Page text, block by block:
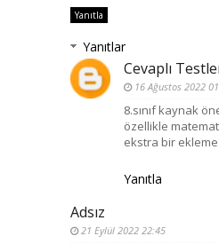
Yanıtla
Yanıtlar
Cevaplı
16 Ağustos 2022
8.sınıf kaynak
özellikle
ekstra bir ekleme
Yanıtla
Adsız
21 Eylül 2022 22:45